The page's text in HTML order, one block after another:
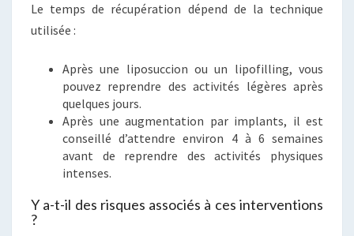
Le temps de récupération dépend de la technique
utilisée :
Après une liposuccion ou un lipofilling, vous
pouvez reprendre des activités légères après
quelques jours.
Après une augmentation par implants, il est
conseillé d’attendre environ 4 à 6 semaines
avant de reprendre des activités physiques
intenses.
Y a-t-il des risques associés à ces interventions
?